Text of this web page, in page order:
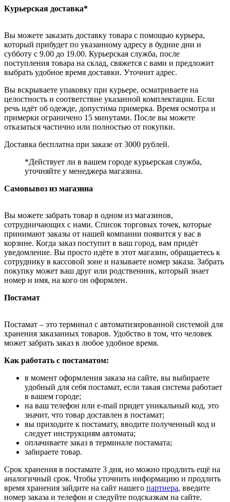
Курьерская доставка*
Вы можете заказать доставку товара с помощью курьера,
который прибудет по указанному адресу в будние дни и
субботу с 9.00 до 19.00. Курьерская служба, после
поступления товара на склад, свяжется с вами и предложит
выбрать удобное время доставки. Уточнит адрес.
Вы вскрываете упаковку при курьере, осматриваете на
целостность и соответствие указанной комплектации. Если
речь идёт об одежде, допустима примерка. Время осмотра и
примерки ограничено 15 минутами. После вы можете
отказаться частично или полностью от покупки.
Доставка бесплатна при заказе от 3000 рублей.
*Действует ли в вашем городе курьерская служба,
уточняйте у менеджера магазина.
Самовывоз из магазина
Вы можете забрать товар в одном из магазинов,
сотрудничающих с нами. Список торговых точек, которые
принимают заказы от нашей компании появится у вас в
корзине. Когда заказ поступит в ваш город, вам придёт
уведомление. Вы просто идёте в этот магазин, обращаетесь к
сотруднику в кассовой зоне и называете номер заказа. Забрать
покупку может ваш друг или родственник, который знает
номер и имя, на кого он оформлен.
Постамат
Постамат – это терминал с автоматизированной системой для
хранения заказанных товаров. Удобство в том, что человек
может забрать заказ в любое удобное время.
Как работать с постаматом:
в момент оформления заказа на сайте, вы выбираете
удобный для себя постамат, если такая система работает
в вашем городе;
на ваш телефон или e-mail придет уникальный код, это
значит, что товар доставлен в постамат;
вы приходите к постамату, вводите полученный код и
следует инструкциям автомата;
оплачиваете заказ в терминале постамата;
забираете товар.
Срок хранения в постамате 3 дня, но можно продлить ещё на
аналогичный срок. Чтобы уточнить информацию и продлить
время хранения зайдите на сайт нашего партнера, введите
номер заказа и телефон и следуйте подсказкам на сайте.